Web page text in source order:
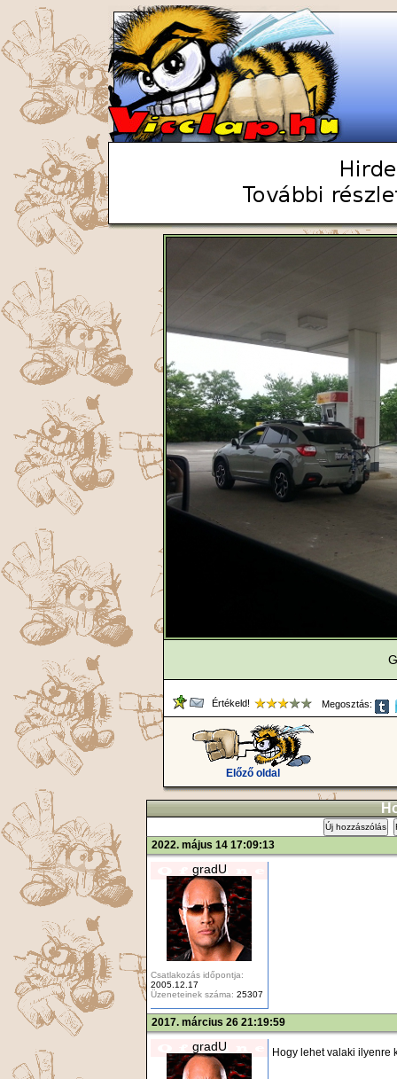
Értékeld! Megosztás:
Előző oldal
Új hozzászólás
2022. május 14 17:09:13
gradU
Csatlakozás időpontja:
2005.12.17
Üzeneteinek száma: 25307
2017. március 26 21:19:59
gradU Hogy lehet valaki ilyenre